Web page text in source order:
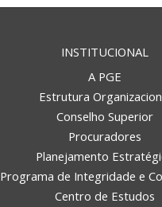
INSTITUCIONAL
A PGE
Estrutura
Conselho Superior
Procuradores
Planejamento
Programa de Integridade e
Centro de Estudos